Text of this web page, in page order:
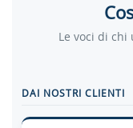
Le voci di chi
DAI NOSTRI CLIENTI